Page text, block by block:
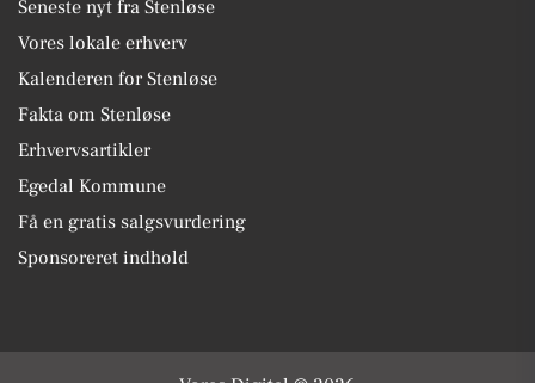
Seneste nyt fra Stenløse
Vores lokale erhverv
Kalenderen for Stenløse
Fakta om Stenløse
Erhvervsartikler
Egedal Kommune
Få en gratis salgsvurdering
Sponsoreret indhold